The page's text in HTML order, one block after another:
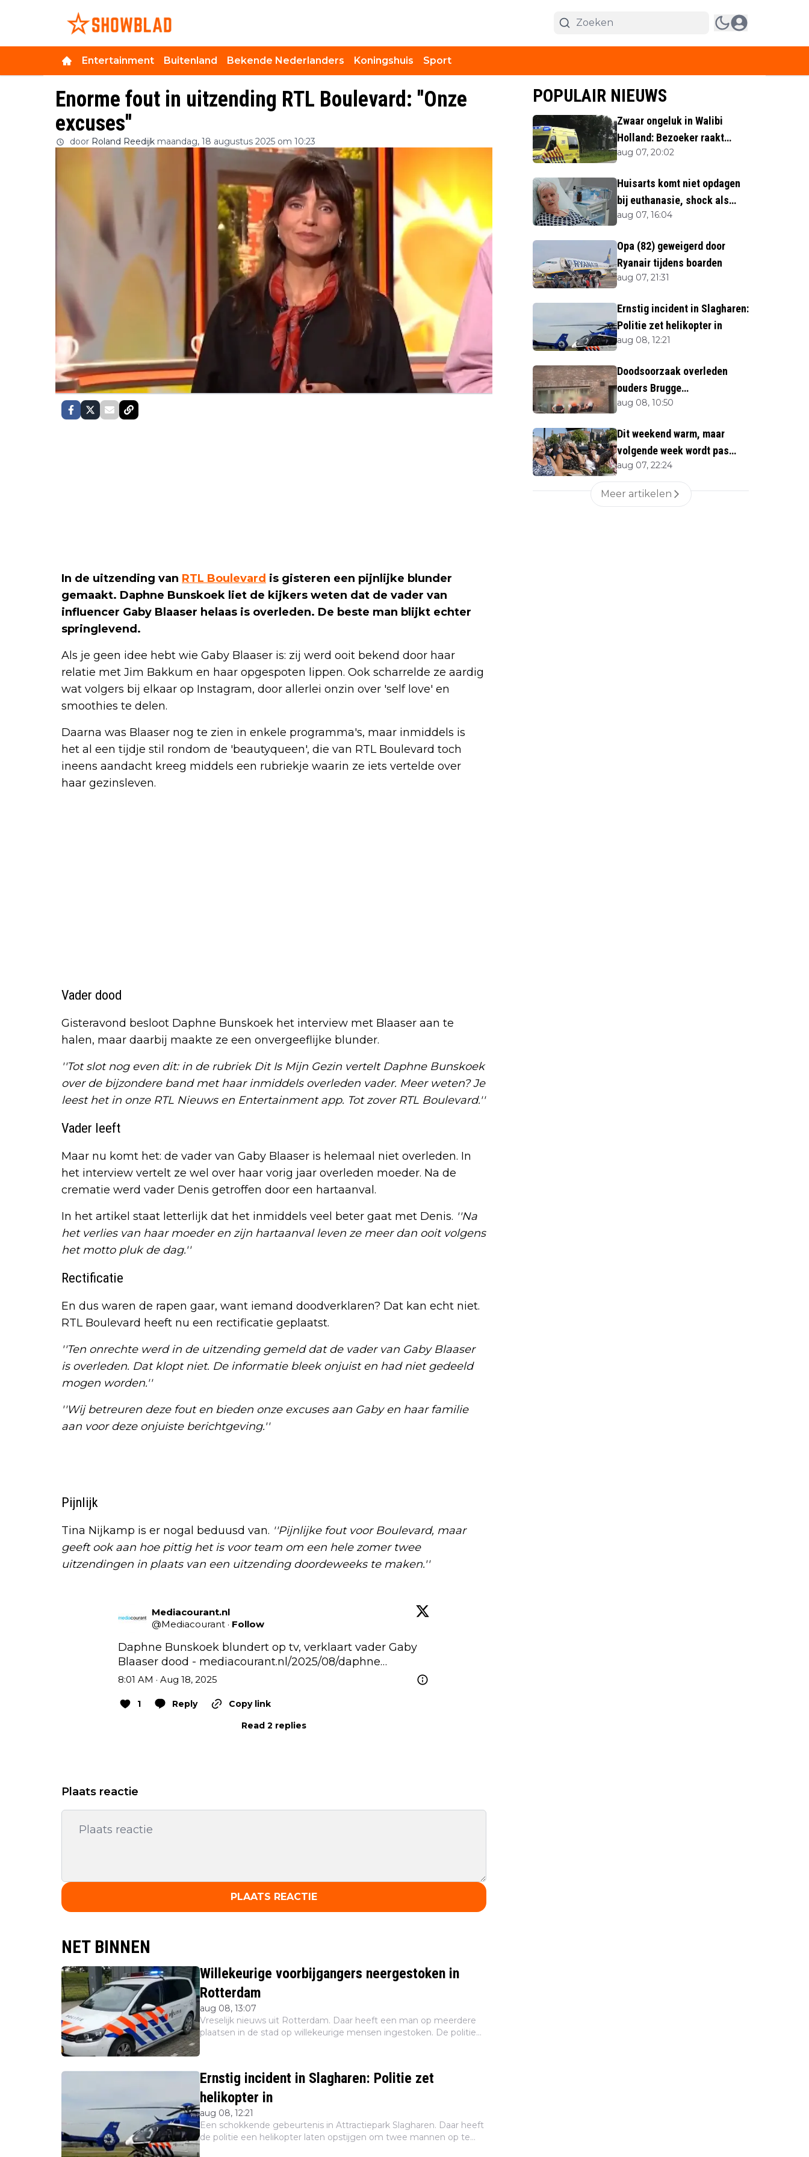
Entertainment Buitenland Bekende Nederlanders Koningshuis Sport
Enorme fout in uitzending RTL Boulevard: ''Onze
excuses''
door Roland Reedijk maandag, 18 augustus 2025 om 10:23
In de uitzending van RTL Boulevard is gisteren een pijnlijke blunder
gemaakt. Daphne Bunskoek liet de kijkers weten dat de vader van
influencer Gaby Blaaser helaas is overleden. De beste man blijkt echter
springlevend.
Als je geen idee hebt wie Gaby Blaaser is: zij werd ooit bekend door haar
relatie met Jim Bakkum en haar opgespoten lippen. Ook scharrelde ze aardig
wat volgers bij elkaar op Instagram, door allerlei onzin over 'self love' en
smoothies te delen.
Daarna was Blaaser nog te zien in enkele programma's, maar inmiddels is
het al een tijdje stil rondom de 'beautyqueen', die van RTL Boulevard toch
ineens aandacht kreeg middels een rubriekje waarin ze iets vertelde over
haar gezinsleven.
Vader dood
Gisteravond besloot Daphne Bunskoek het interview met Blaaser aan te
halen, maar daarbij maakte ze een onvergeeflijke blunder.
''Tot slot nog even dit: in de rubriek Dit Is Mijn Gezin vertelt Daphne Bunskoek
over de bijzondere band met haar inmiddels overleden vader. Meer weten? Je
leest het in onze RTL Nieuws en Entertainment app. Tot zover RTL Boulevard.''
Vader leeft
Maar nu komt het: de vader van Gaby Blaaser is helemaal niet overleden. In
het interview vertelt ze wel over haar vorig jaar overleden moeder. Na de
crematie werd vader Denis getroffen door een hartaanval.
In het artikel staat letterlijk dat het inmiddels veel beter gaat met Denis. ''Na
het verlies van haar moeder en zijn hartaanval leven ze meer dan ooit volgens
het motto pluk de dag.''
Rectificatie
En dus waren de rapen gaar, want iemand doodverklaren? Dat kan echt niet.
RTL Boulevard heeft nu een rectificatie geplaatst.
''Ten onrechte werd in de uitzending gemeld dat de vader van Gaby Blaaser
is overleden. Dat klopt niet. De informatie bleek onjuist en had niet gedeeld
mogen worden.''
''Wij betreuren deze fout en bieden onze excuses aan Gaby en haar familie
aan voor deze onjuiste berichtgeving.''
Pijnlijk
Tina Nijkamp is er nogal beduusd van. ''Pijnlijke fout voor Boulevard, maar
geeft ook aan hoe pittig het is voor team om een hele zomer twee
uitzendingen in plaats van een uitzending doordeweeks te maken.''
Mediacourant.nl
@Mediacourant · Follow
Daphne Bunskoek blundert op tv, verklaart vader Gaby
Blaaser dood - mediacourant.nl/2025/08/daphne…
8:01 AM · Aug 18, 2025
1 Reply
Copy link
Read 2 replies
Plaats reactie
PLAATS REACTIE
NET BINNEN
Willekeurige voorbijgangers neergestoken in
Rotterdam
aug 08, 13:07
Vreselijk nieuws uit Rotterdam. Daar heeft een man op meerdere
plaatsen in de stad op willekeurige mensen ingestoken. De politie
Ernstig incident in Slagharen: Politie zet
helikopter in
aug 08, 12:21
Een schokkende gebeurtenis in Attractiepark Slagharen. Daar heeft
de politie een helikopter laten opstijgen om twee mannen op te
POPULAIR NIEUWS
Zwaar ongeluk in Walibi
Holland: Bezoeker raakt
lichaamsdeel kwijt
aug 07, 20:02
Huisarts komt niet opdagen
bij euthanasie, shock als
blijkt waar ze is
aug 07, 16:04
Opa (82) geweigerd door
Ryanair tijdens boarden
aug 07, 21:31
Ernstig incident in Slagharen:
Politie zet helikopter in
aug 08, 12:21
Doodsoorzaak overleden
ouders Brugge
bekendgemaakt
aug 08, 10:50
Dit weekend warm, maar
volgende week wordt pas
écht heet
aug 07, 22:24
Meer artikelen